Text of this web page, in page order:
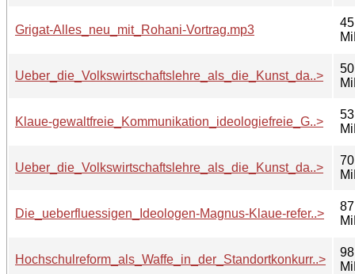
Grigat-Alles_neu_mit_Rohani-Vortrag.mp3
Ueber_die_Volkswirtschaftslehre_als_die_Kunst_da..>
Klaue-gewaltfreie_Kommunikation_ideologiefreie_G..>
Ueber_die_Volkswirtschaftslehre_als_die_Kunst_da..>
Die_ueberfluessigen_Ideologen-Magnus-Klaue-refer..>
Hochschulreform_als_Waffe_in_der_Standortkonkurr..>